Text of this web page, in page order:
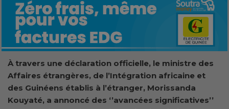
À travers une déclaration officielle, le ministre des
Affaires étrangères, de l’Intégration africaine et
des Guinéens établis à l’étranger, Morissanda
Kouyaté, a annoncé des ‘’avancées significatives’’